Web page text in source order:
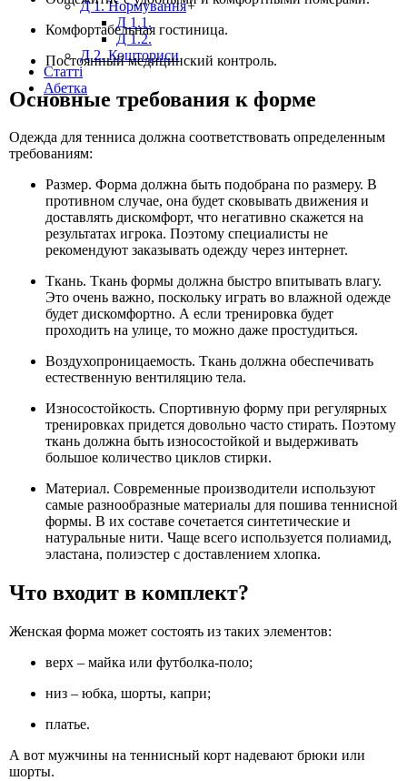
Д 1. Нормування+
Д 1.1.
Д 1.2.
Д 2. Кошториси
Статті
Абетка
Комфортабельная гостиница.
Постоянный медицинский контроль.
Основные требования к форме
Одежда для тенниса должна соответствовать определенным
требованиям:
Размер. Форма должна быть подобрана по размеру. В
противном случае, она будет сковывать движения и
доставлять дискомфорт, что негативно скажется на
результатах игрока. Поэтому специалисты не
рекомендуют заказывать одежду через интернет.
Ткань. Ткань формы должна быстро впитывать влагу.
Это очень важно, поскольку играть во влажной одежде
будет дискомфортно. А если тренировка будет
проходить на улице, то можно даже простудиться.
Воздухопроницаемость. Ткань должна обеспечивать
естественную вентиляцию тела.
Износостойкость. Спортивную форму при регулярных
тренировках придется довольно часто стирать. Поэтому
ткань должна быть износостойкой и выдерживать
большое количество циклов стирки.
Материал. Современные производители используют
самые разнообразные материалы для пошива теннисной
формы. В их составе сочетается синтетические и
натуральные нити. Чаще всего используется полиамид,
эластана, полиэстер с доставлением хлопка.
Что входит в комплект?
Женская форма может состоять из таких элементов:
верх – майка или футболка-поло;
низ – юбка, шорты, капри;
платье.
А вот мужчины на теннисный корт надевают брюки или
шорты.